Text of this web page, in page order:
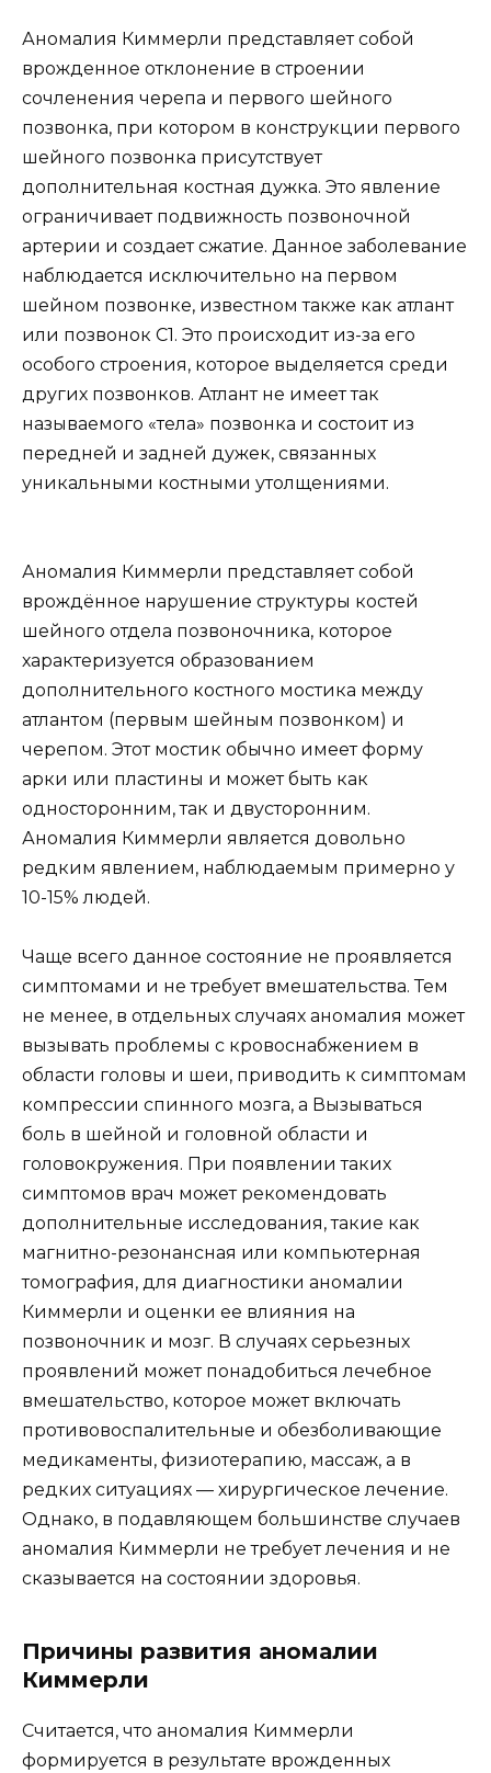
Аномалия Киммерли представляет собой
врожденное отклонение в строении
сочленения черепа и первого шейного
позвонка, при котором в конструкции первого
шейного позвонка присутствует
дополнительная костная дужка. Это явление
ограничивает подвижность позвоночной
артерии и создает сжатие. Данное заболевание
наблюдается исключительно на первом
шейном позвонке, известном также как атлант
или позвонок С1. Это происходит из-за его
особого строения, которое выделяется среди
других позвонков. Атлант не имеет так
называемого «тела» позвонка и состоит из
передней и задней дужек, связанных
уникальными костными утолщениями.
Аномалия Киммерли представляет собой
врождённое нарушение структуры костей
шейного отдела позвоночника, которое
характеризуется образованием
дополнительного костного мостика между
атлантом (первым шейным позвонком) и
черепом. Этот мостик обычно имеет форму
арки или пластины и может быть как
односторонним, так и двусторонним.
Аномалия Киммерли является довольно
редким явлением, наблюдаемым примерно у
10-15% людей.
Чаще всего данное состояние не проявляется
симптомами и не требует вмешательства. Тем
не менее, в отдельных случаях аномалия может
вызывать проблемы с кровоснабжением в
области головы и шеи, приводить к симптомам
компрессии спинного мозга, а Вызываться
боль в шейной и головной области и
головокружения. При появлении таких
симптомов врач может рекомендовать
дополнительные исследования, такие как
магнитно-резонансная или компьютерная
томография, для диагностики аномалии
Киммерли и оценки ее влияния на
позвоночник и мозг. В случаях серьезных
проявлений может понадобиться лечебное
вмешательство, которое может включать
противовоспалительные и обезболивающие
медикаменты, физиотерапию, массаж, а в
редких ситуациях — хирургическое лечение.
Однако, в подавляющем большинстве случаев
аномалия Киммерли не требует лечения и не
сказывается на состоянии здоровья.
Причины развития аномалии
Киммерли
Считается, что аномалия Киммерли
формируется в результате врожденных